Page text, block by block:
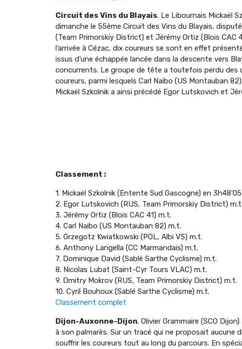
Circuit des Vins du Blayais. Le Libournais Mickaël
dimanche le 55ème Circuit des Vins du Blayais,
(Team Primorskiy District) et Jérémy Ortiz (Blois CAC
l’arrivée à Cézac, dix coureurs se sont en effet
issus d’une échappée lancée dans la descente vers
concurrents. Le groupe de tête a toutefois perdu des
coureurs, parmi lesquels Carl Naibo (US Montauban
Mickaël Szkolnik a ainsi précédé Egor Lutskovich et
Classement :
1. Mickaël Szkolnik (Entente Sud Gascogne) en
2. Egor Lutskovich (RUS, Team Primorskiy District) m.t.
3. Jérémy Ortiz (Blois CAC 41) m.t.
4. Carl Naibo (US Montauban 82) m.t.
5. Grzegotz Kwiatkowski (POL, Albi VS) m.t.
6. Anthony Langella (CC Marmandais) m.t.
7. Dominique David (Sablé Sarthe Cyclisme) m.t.
8. Nicolas Lubat (Saint-Cyr Tours VLAC) m.t.
9. Dmitry Mokrov (RUS, Team Primorskiy District) m.t.
10. Cyril Bouhoux (Sablé Sarthe Cyclisme) m.t.
Classement complet
Dijon-Auxonne-Dijon. Olivier Grammaire (SCO
à son palmarès. Sur un tracé qui ne proposait
souffrir les coureurs tout au long du parcours. En